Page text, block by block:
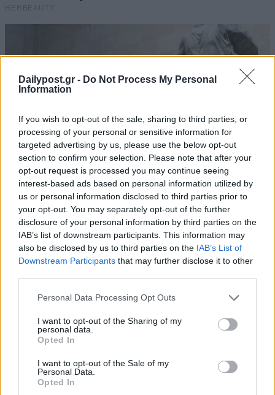
Dailypost.gr - Do Not Process My Personal
Information
If you wish to opt-out of the sale, sharing to third parties, or
processing of your personal or sensitive information for
targeted advertising by us, please use the below opt-out
section to confirm your selection. Please note that after your
opt-out request is processed you may continue seeing
interest-based ads based on personal information utilized by
us or personal information disclosed to third parties prior to
your opt-out. You may separately opt-out of the further
disclosure of your personal information by third parties on the
IAB’s list of downstream participants. This information may
also be disclosed by us to third parties on the IAB’s List of
Downstream Participants that may further disclose it to other
Personal Data Processing Opt Outs
I want to opt-out of the Sharing of my
personal data.
Opted In
I want to opt-out of the Sale of my
Personal Data.
Opted In